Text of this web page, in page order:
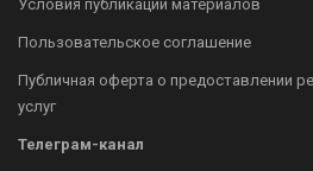
Условия публикации материалов
Пользовательское соглашение
Публичная оферта о предоставлении
услуг
Телеграм-канал